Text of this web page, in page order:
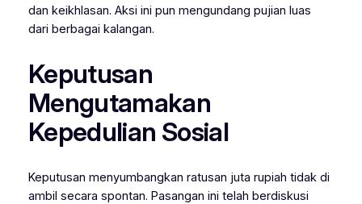
dan keikhlasan. Aksi ini pun mengundang pujian luas
dari berbagai kalangan.
Keputusan
Mengutamakan
Kepedulian Sosial
Keputusan menyumbangkan ratusan juta rupiah tidak di
ambil secara spontan. Pasangan ini telah berdiskusi